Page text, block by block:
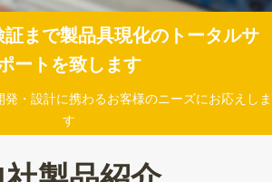
まで製品具現化のトータルサ
ートを致します
・設計に携わるお客様のニーズにお応えしま
す